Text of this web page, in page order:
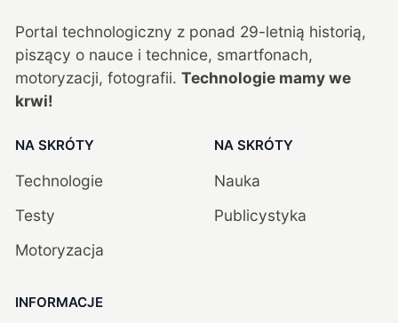
Portal technologiczny z ponad 29-letnią historią,
piszący o nauce i technice, smartfonach,
motoryzacji, fotografii. Technologie mamy we
krwi!
NA SKRÓTY
Technologie
Testy
Motoryzacja
NA SKRÓTY
Nauka
Publicystyka
INFORMACJE